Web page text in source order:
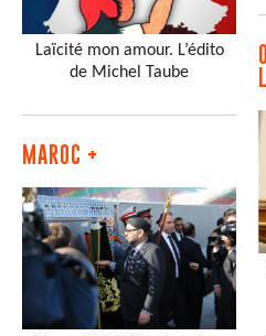
Laïcité mon amour. L’édito
de Michel Taube
MAROC +